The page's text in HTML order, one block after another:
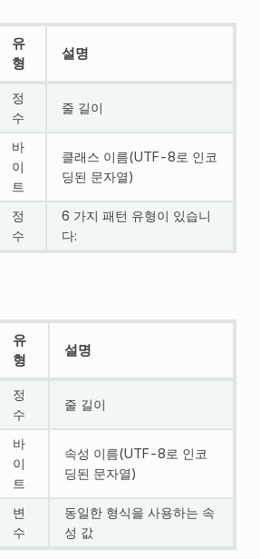
유
형
설명
정
수
줄 길이
바
이
트
클래스 이름(UTF-8로 인코
딩된 문자열)
정
수
6 가지 패턴 유형이 있습니
다:
유
형
설명
정
수
줄 길이
바
이
트
속성 이름(UTF-8로 인코
딩된 문자열)
변
수
동일한 형식을 사용하는 속
성 값